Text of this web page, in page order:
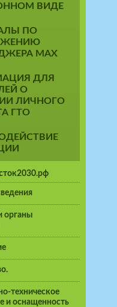
ВИДЕ
ПО
MAX
ДЛЯ
О
ЛИЧНОГО
ГТО
органы
техническое
и оснащенность